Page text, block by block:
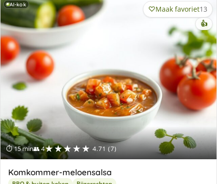
AI-kok
⏱ 15 min👥 4★★★★★ 4.71 (7)
Maak favoriet13
👍
Komkommer-meloensalsa